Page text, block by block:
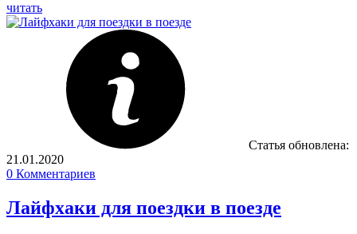
читать
Статья обновлена:
21.01.2020
0 Комментариев
Лайфхаки для поездки в поезде